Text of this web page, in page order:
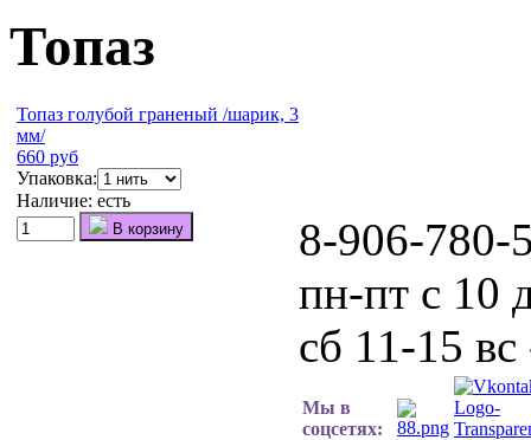
Топаз
Топаз голубой граненый /шарик, 3
мм/
660 руб
Упаковка:
Наличие: есть
В корзину
8-906-780-
пн-пт с 10
сб 11-15
Мы в
соцсетях: